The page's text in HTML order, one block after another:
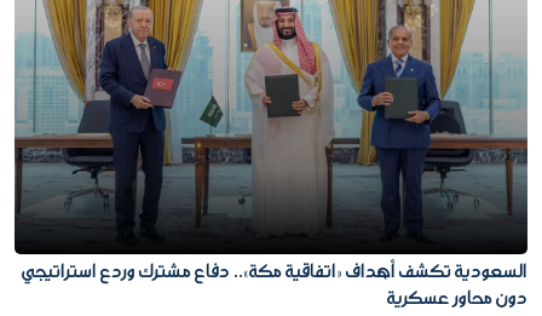
السعودية تكشف أهداف «اتفاقية مكة».. دفاع مشترك وردع استراتيجي
دون محاور عسكرية